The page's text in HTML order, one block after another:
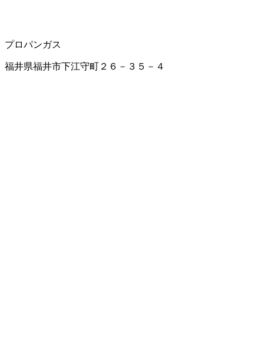
プロパンガス
福井県福井市下江守町２６－３５－４